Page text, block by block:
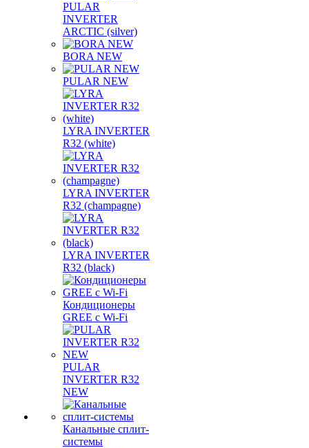
PULAR
INVERTER
ARCTIC (silver)
BORA NEW
PULAR NEW
LYRA INVERTER
R32 (white)
LYRA INVERTER
R32 (champagne)
LYRA INVERTER
R32 (black)
Кондиционеры
GREE с Wi-Fi
PULAR
INVERTER R32
NEW
Канальные сплит-
системы